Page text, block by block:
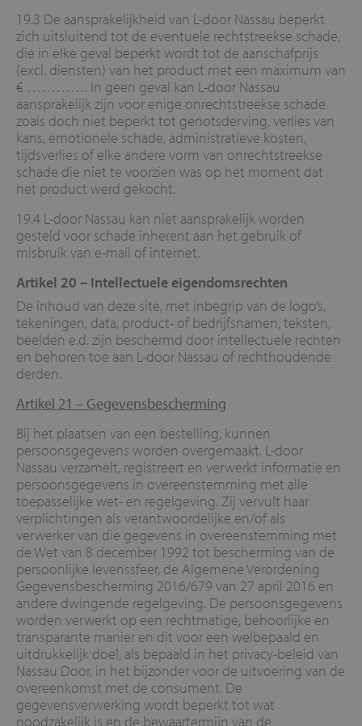
19.3 De aansprakelijkheid van L-door Nassau beperkt
zich uitsluitend tot de eventuele rechtstreekse schade,
die in elke geval beperkt wordt tot de aanschafprijs
(excl. diensten) van het product met een maximum van
€ …………. In geen geval kan L-door Nassau
aansprakelijk zijn voor enige onrechtstreekse schade
zoals doch niet beperkt tot genotsderving, verlies van
kans, emotionele schade, administratieve kosten,
tijdsverlies of elke andere vorm van onrechtstreekse
schade die niet te voorzien was op het moment dat
het product werd gekocht.
19.4 L-door Nassau kan niet aansprakelijk worden
gesteld voor schade inherent aan het gebruik of
misbruik van e-mail of internet.
Artikel 20 – Intellectuele eigendomsrechten
De inhoud van deze site, met inbegrip van de logo’s,
tekeningen, data, product- of bedrijfsnamen, teksten,
beelden e.d. zijn beschermd door intellectuele rechten
en behoren toe aan L-door Nassau of rechthoudende
derden.
Artikel 21 – Gegevensbescherming
Bij het plaatsen van een bestelling, kunnen
persoonsgegevens worden overgemaakt. L-door
Nassau verzamelt, registreert en verwerkt informatie en
persoonsgegevens in overeenstemming met alle
toepasselijke wet- en regelgeving. Zij vervult haar
verplichtingen als verantwoordelijke en/of als
verwerker van die gegevens in overeenstemming met
de Wet van 8 december 1992 tot bescherming van de
persoonlijke levenssfeer, de Algemene Verordening
Gegevensbescherming 2016/679 van 27 april 2016 en
andere dwingende regelgeving. De persoonsgegevens
worden verwerkt op een rechtmatige, behoorlijke en
transparante manier en dit voor een welbepaald en
uitdrukkelijk doel, als bepaald in het privacy-beleid van
Nassau Door, in het bijzonder voor de uitvoering van de
overeenkomst met de consument. De
gegevensverwerking wordt beperkt tot wat
noodzakelijk is en de bewaartermijn van de